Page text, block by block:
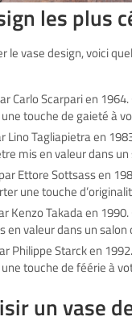
les plus
le vase design, voici
Carlo Scarpari en
touche de gaieté à
Lino Tagliapietra en
mis en valeur dans
Ettore Sottsass en
une touche
Kenzo Takada en
en valeur dans un salon
Philippe Starck en
touche de féérie à
un vase